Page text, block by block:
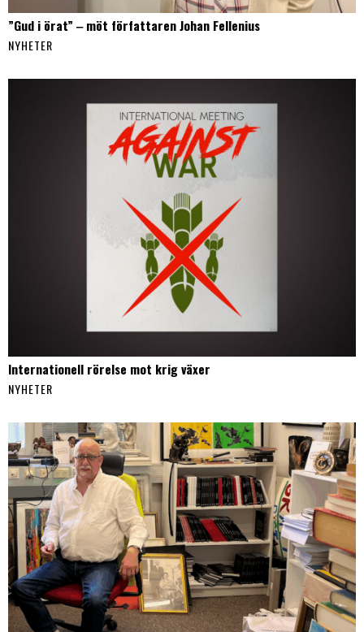
”Gud i örat” ‒ möt författaren Johan Fellenius
NYHETER
Internationell rörelse mot krig växer
NYHETER